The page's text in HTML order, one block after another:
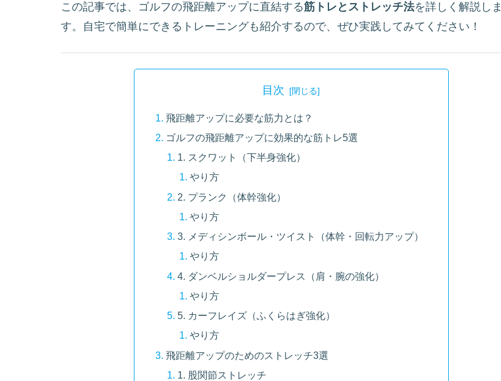
この記事では、ゴルフの飛距離アップに直結する筋トレとストレッチ法を詳しく解説しま
す。自宅で簡単にできるトレーニングも紹介するので、ぜひ実践してみてください！
目次
飛距離アップに必要な筋力とは？
ゴルフの飛距離アップに効果的な筋トレ5選
1. スクワット（下半身強化）
やり方
2. プランク（体幹強化）
やり方
3. メディシンボール・ツイスト（体幹・回転力アップ）
やり方
4. ダンベルショルダープレス（肩・腕の強化）
やり方
5. カーフレイズ（ふくらはぎ強化）
やり方
飛距離アップのためのストレッチ3選
1. 股関節ストレッチ